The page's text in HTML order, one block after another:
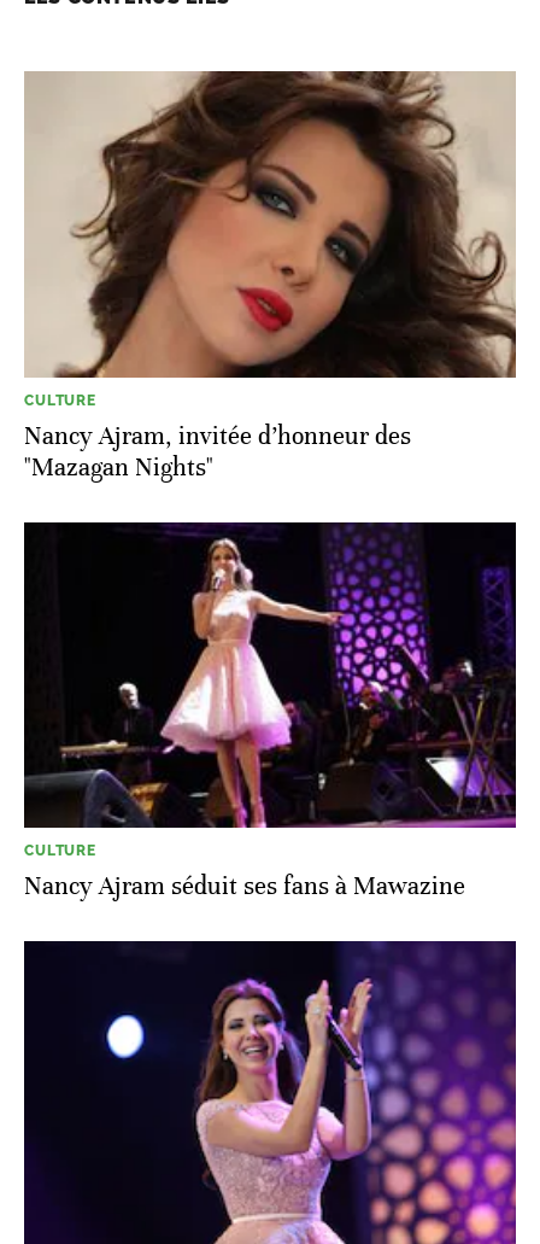
CULTURE
Nancy Ajram, invitée d’honneur des
"Mazagan Nights"
CULTURE
Nancy Ajram séduit ses fans à Mawazine